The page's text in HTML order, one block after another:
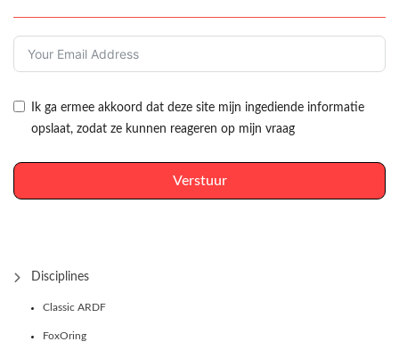
Ik ga ermee akkoord dat deze site mijn ingediende informatie
opslaat, zodat ze kunnen reageren op mijn vraag
Verstuur
Disciplines
Classic ARDF
FoxOring